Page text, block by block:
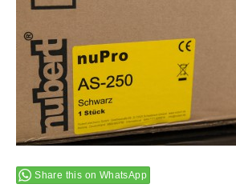
Share this on WhatsApp